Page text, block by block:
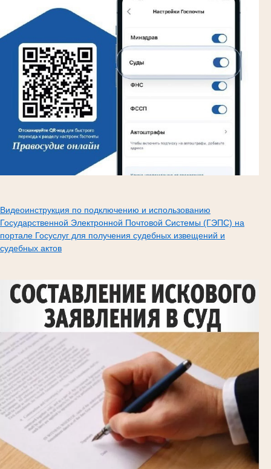
Видеоинструкция по подключению и использованию
Государственной Электронной Почтовой Системы (ГЭПС) на
портале Госуслуг для получения судебных извещений и
судебных актов